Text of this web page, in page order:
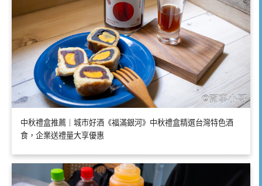
中秋禮盒推薦｜城市好酒《福滿銀河》中秋禮盒精選台灣特色酒
食，企業送禮量大享優惠